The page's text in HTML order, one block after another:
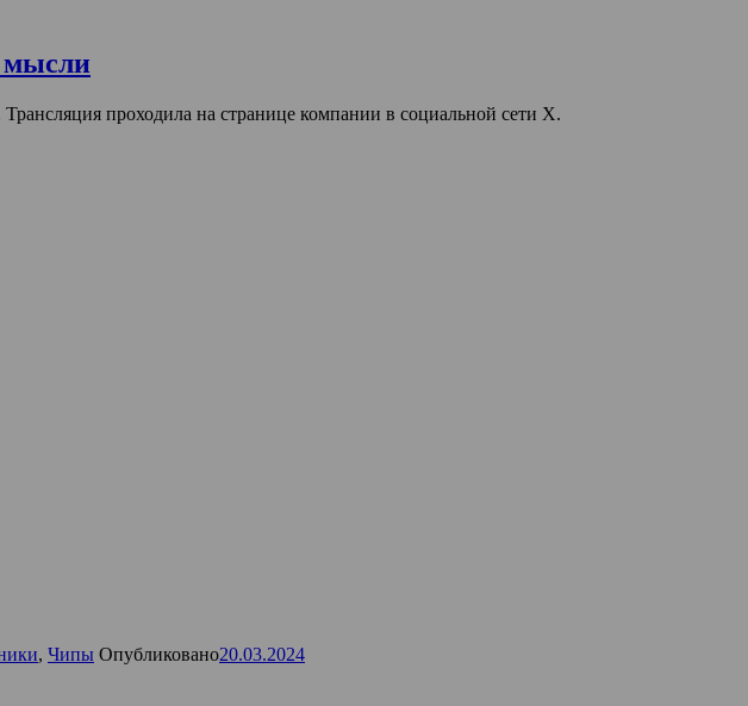
мысли
проходила на странице компании в социальной сети X.
, Чипы Опубликовано20.03.2024